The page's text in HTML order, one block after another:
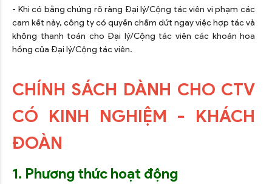
- Khi có bằng chứng rõ ràng Đại lý/Cộng tác viên vi phạm các
cam kết này, công ty có quyền chấm dứt ngay việc hợp tác và
không thanh toán cho Đại lý/Cộng tác viên các khoản hoa
hồng của Đại lý/Cộng tác viên.
CHÍNH SÁCH DÀNH CHO CTV
CÓ KINH NGHIỆM - KHÁCH
ĐOÀN
1. Phương thức hoạt động